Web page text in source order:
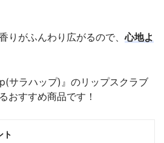
りがふんわり広がるので、心地よ
サラハップ)』のリップスクラブ
おすすめ商品です！
ト